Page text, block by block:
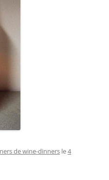
de wine-dinners le4